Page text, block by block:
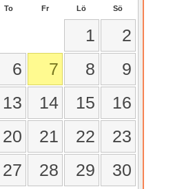
To Fr Lö Sö
1
2
6 7 8
9
13 14 15
16
20 21 22
23
27 28 29
30